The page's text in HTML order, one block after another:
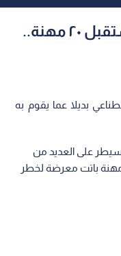
الذكاء الاصطناعي يهدد مستقبل ٢٠ مهنة..
بديلا عما يقوم به
على العديد من
في سوق العمل، إذ أن أكثر من 20 مهنة باتت معرضة لخطر